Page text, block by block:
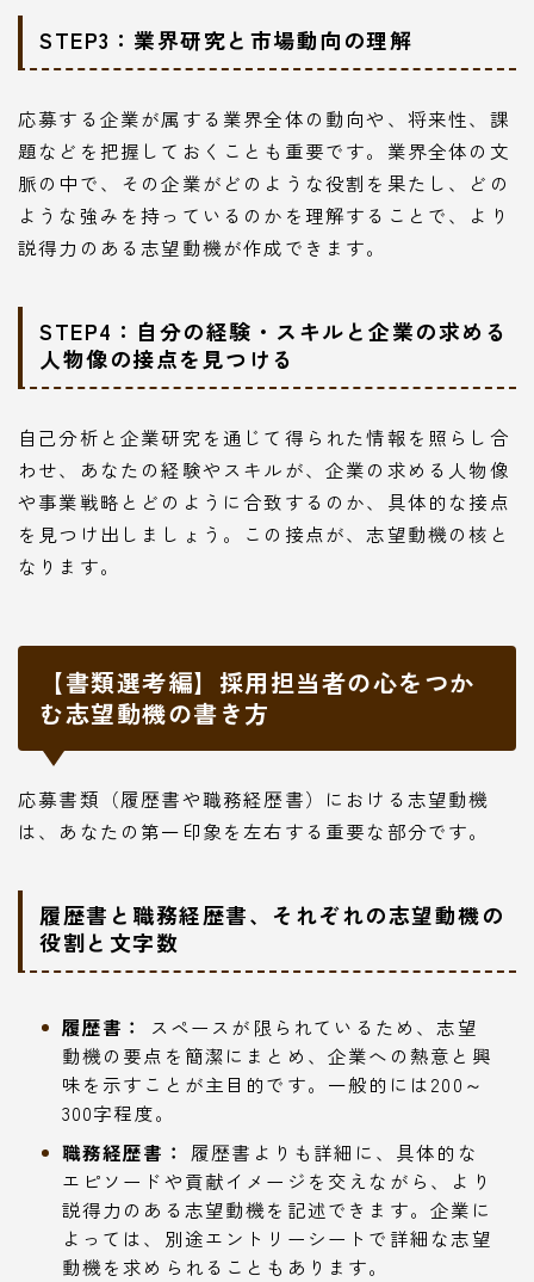
STEP3：業界研究と市場動向の理解
応募する企業が属する業界全体の動向や、将来性、課
題などを把握しておくことも重要です。業界全体の文
脈の中で、その企業がどのような役割を果たし、どの
ような強みを持っているのかを理解することで、より
説得力のある志望動機が作成できます。
STEP4：自分の経験・スキルと企業の求める
人物像の接点を見つける
自己分析と企業研究を通じて得られた情報を照らし合
わせ、あなたの経験やスキルが、企業の求める人物像
や事業戦略とどのように合致するのか、具体的な接点
を見つけ出しましょう。この接点が、志望動機の核と
なります。
【書類選考編】採用担当者の心をつか
む志望動機の書き方
応募書類（履歴書や職務経歴書）における志望動機
は、あなたの第一印象を左右する重要な部分です。
履歴書と職務経歴書、それぞれの志望動機の
役割と文字数
履歴書：
スペースが限られているため、志望
動機の要点を簡潔にまとめ、企業への熱意と興
味を示すことが主目的です。一般的には200～
300字程度。
職務経歴書： 履歴書よりも詳細に、具体的な
エピソードや貢献イメージを交えながら、より
説得力のある志望動機を記述できます。企業に
よっては、別途エントリーシートで詳細な志望
動機を求められることもあります。